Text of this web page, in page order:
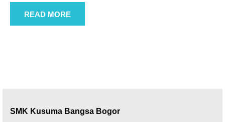
READ MORE
SMK Kusuma Bangsa Bogor